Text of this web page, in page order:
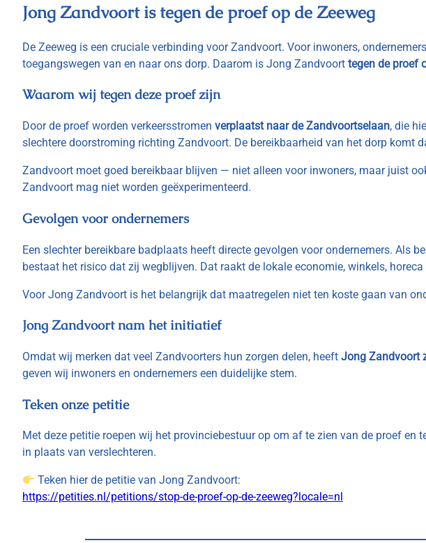
Jong Zandvoort is tegen de proef op de Zeeweg
De Zeeweg is een cruciale verbinding voor Zandvoort. Voor inwoners,
toegangswegen van en naar ons dorp. Daarom is Jong Zandvoort tegen de proef
Waarom wij tegen deze proef zijn
Door de proef worden verkeersstromen verplaatst naar de Zandvoortselaan, die
slechtere doorstroming richting Zandvoort. De bereikbaarheid van het dorp komt
Zandvoort moet goed bereikbaar blijven — niet alleen voor inwoners, maar juist
Zandvoort mag niet worden geëxperimenteerd.
Gevolgen voor ondernemers
Een slechter bereikbare badplaats heeft directe gevolgen voor ondernemers. Als
bestaat het risico dat zij wegblijven. Dat raakt de lokale economie, winkels,
Voor Jong Zandvoort is het belangrijk dat maatregelen niet ten koste gaan van
Jong Zandvoort nam het initiatief
Omdat wij merken dat veel Zandvoorters hun zorgen delen, heeft Jong Zandvoort
geven wij inwoners en ondernemers een duidelijke stem.
Teken onze petitie
Met deze petitie roepen wij het provinciebestuur op om af te zien van de proef
in plaats van verslechteren.
Teken hier de petitie van Jong Zandvoort:
https://petities.nl/petitions/stop-de-proef-op-de-zeeweg?locale=nl